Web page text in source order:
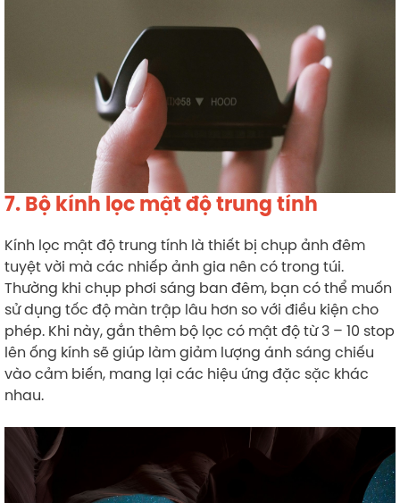
7. Bộ kính lọc mật độ trung tính
Kính lọc mật độ trung tính là thiết bị chụp ảnh đêm
tuyệt vời mà các nhiếp ảnh gia nên có trong túi.
Thường khi chụp phơi sáng ban đêm, bạn có thể muốn
sử dụng tốc độ màn trập lâu hơn so với điều kiện cho
phép. Khi này, gắn thêm bộ lọc có mật độ từ 3 – 10 stop
lên ống kính sẽ giúp làm giảm lượng ánh sáng chiếu
vào cảm biến, mang lại các hiệu ứng đặc sặc khác
nhau.